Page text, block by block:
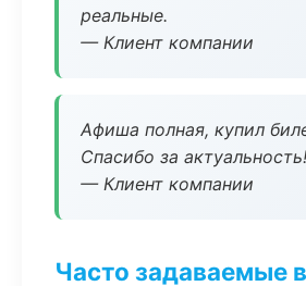
реальные.
— Клиент компании
Афиша полная, купил
Спасибо за актуальность!
— Клиент компании
Часто задаваемые